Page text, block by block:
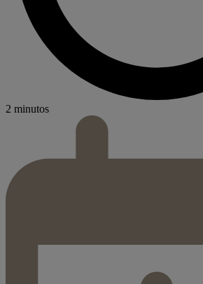
2 minutos